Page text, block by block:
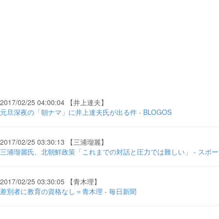
2017/02/25 04:00:04 【井上達夫】
元旦深夜の「朝ナマ」に井上達夫氏が出る件 - BLOGOS
2017/02/25 03:30:13 【三浦瑠麗】
三浦瑠麗氏、北朝鮮政策「これまでの対話と圧力では難しい」 - スポ
2017/02/25 03:30:05 【青木理】
差別者に教育の資格なし＝青木理 - 毎日新聞